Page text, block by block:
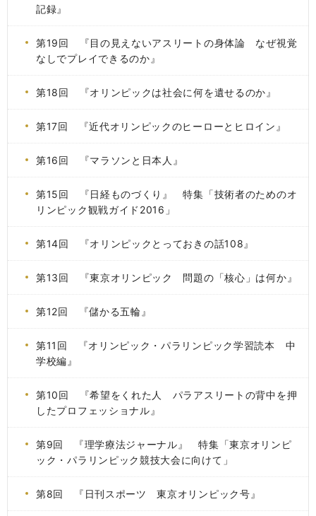
記録』
第19回 『目の見えないアスリートの身体論 なぜ視覚
なしでプレイできるのか』
第18回 『オリンピックは社会に何を遺せるのか』
第17回 『近代オリンピックのヒーローとヒロイン』
第16回 『マラソンと日本人』
第15回 『日経ものづくり』 特集「技術者のためのオ
リンピック観戦ガイド2016」
第14回 『オリンピックとっておきの話108』
第13回 『東京オリンピック 問題の「核心」は何か』
第12回 『儲かる五輪』
第11回 『オリンピック・パラリンピック学習読本 中
学校編』
第10回 『希望をくれた人 パラアスリートの背中を押
したプロフェッショナル』
第9回 『理学療法ジャーナル』 特集「東京オリンピ
ック・パラリンピック競技大会に向けて」
第8回 『日刊スポーツ 東京オリンピック号』